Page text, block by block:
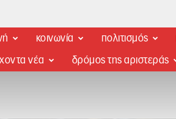
κοινωνία πολιτισμός
νέα δρόμος της αριστεράς